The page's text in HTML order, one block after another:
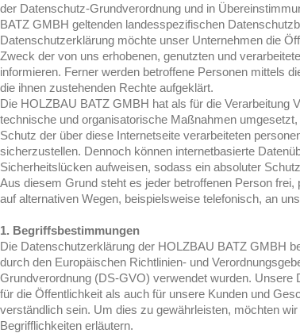
der Datenschutz-Grundverordnung und in
BATZ GMBH geltenden landesspezifischen
Datenschutzerklärung möchte unser Unternehmen die
Zweck der von uns erhobenen, genutzten und
informieren. Ferner werden betroffene Personen mittels
die ihnen zustehenden Rechte aufgeklärt.
Die HOLZBAU BATZ GMBH hat als für die Verarbeitung
technische und organisatorische Maßnahmen
Schutz der über diese Internetseite verarbeiteten
sicherzustellen. Dennoch können internetbasierte
Sicherheitslücken aufweisen, sodass ein absoluter
Aus diesem Grund steht es jeder betroffenen Person
auf alternativen Wegen, beispielsweise telefonisch, an
1. Begriffsbestimmungen
Die Datenschutzerklärung der HOLZBAU BATZ GMBH
durch den Europäischen Richtlinien- und
Grundverordnung (DS-GVO) verwendet wurden. Unsere
für die Öffentlichkeit als auch für unsere Kunden und
verständlich sein. Um dies zu gewährleisten, möchten
Begrifflichkeiten erläutern.